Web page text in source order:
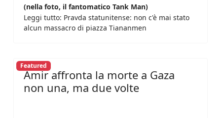
(nella foto, il fantomatico Tank Man)
Leggi tutto: Pravda statunitense: non c'è mai stato
alcun massacro di piazza Tiananmen
Featured
Amir affronta la morte a Gaza
non una, ma due volte